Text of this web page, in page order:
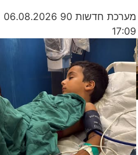
מערכת חדשות 90
06.08.2026
17:09